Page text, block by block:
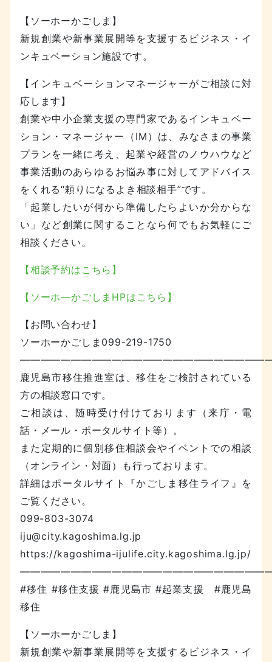
【ソーホーかごしま】
新規創業や新事業展開等を支援するビジネス・イ
ンキュベーション施設です。
【インキュベーションマネージャーがご相談に対
応します】
創業や中小企業支援の専門家であるインキュベー
ション・マネージャー（IM）は、みなさまの事業
プランを一緒に考え、起業や経営のノウハウなど
事業活動のあらゆるお悩み事に対してアドバイス
をくれる“頼りになるよき相談相手”です。
「起業したいが何から準備したらよいか分からな
い」など創業に関することなら何でもお気軽にご
相談ください。
【相談予約はこちら】
【ソーホ―かごしまHPはこちら】
【お問い合わせ】
ソーホーかごしま099-219-1750
鹿児島市移住推進室は、移住をご検討されている
方の相談窓口です。
ご相談は、随時受け付けております（来庁・電
話・メール・ポータルサイト等）。
また定期的に個別移住相談会やイベントでの相談
（オンライン・対面）も行っております。
詳細はポータルサイト『かごしま移住ライフ』を
ご覧ください。
099-803-3074
iju@city.kagoshima.lg.jp
https://kagoshima-ijulife.city.kagoshima.lg.jp/
#移住 #移住支援 #鹿児島市 #起業支援 #鹿児島
移住
【ソーホーかごしま】
新規創業や新事業展開等を支援するビジネス・イ